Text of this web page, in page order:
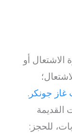
الاشتعال أو
غاز جونكر.
القديمة
للحجز: